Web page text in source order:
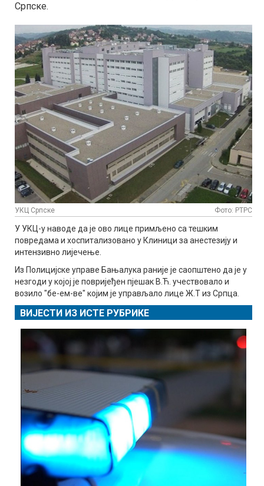
Српске.
УКЦ Српске Фото: РТРС
У УКЦ-у наводе да је ово лице примљено са тешким
повредама и хоспитализовано у Клиници за анестезију и
интензивно лијечење.
Из Полицијске управе Бањалука раније је саопштено да је у
незгоди у којој је повријеђен пјешак В.Ћ. учествовало и
возило "бе-ем-ве" којим је управљало лице Ж.Т из Српца.
ВИЈЕСТИ ИЗ ИСТЕ РУБРИКЕ